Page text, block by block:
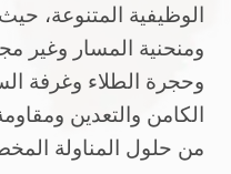
الوظيفية المتنوعة،
ومنحنية المسار وغير
وحجرة الطلاء وغرفة
الكامن والتعدين
من حلول المناولة